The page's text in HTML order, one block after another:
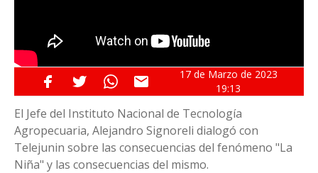
17 de Marzo de 2023
19:13
El Jefe del Instituto Nacional de Tecnología
Agropecuaria, Alejandro Signoreli dialogó con
Telejunin sobre las consecuencias del fenómeno "La
Niña" y las consecuencias del mismo.